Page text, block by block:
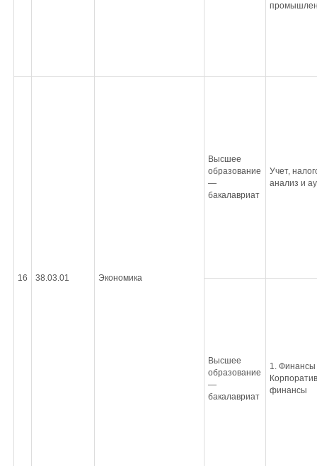
16 38.03.01 Экономика
Высшее
образование
—
бакалавриат
Учет,
анализ и
Высшее
образование
—
бакалавриат
1. Финансы
финансы